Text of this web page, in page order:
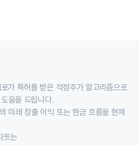
가 특허를 받은 적정주가 알고리즘으로
움을 드립니다.
미래 창출 이익 또는 현금 흐름을 현재
트는